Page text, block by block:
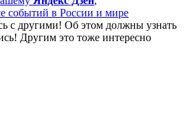
событий в России и мире
с другими! Об этом должны узнать
Другим это тоже интересно